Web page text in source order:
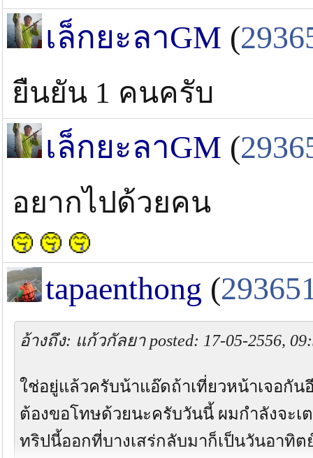
เล็กยะลาGM (
ยืนยัน 1 คนครับ
เล็กยะลาGM (
อยากไปด้วยคน
tapaenthong (
อ้างถึง: แก้วกัลยา posted: 17-05-2556,
ใช่อยู่แล้วครับน้าแอ๊ดถ้าเที่ยวหน้าเจอกั
ต้องขอโทษด้วยนะครับวันนี้ ผมกำลังจะ
ทริปนี้ออกที่บางเสร่กลับมาก็เป็นวันอาทิต